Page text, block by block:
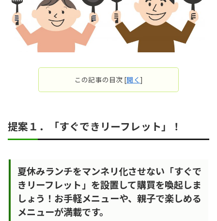
この記事の目次 [開く ]
提案１．「すぐできリーフレット」！
夏休みランチをマンネリ化させない「すぐで
きリーフレット」を設置して購買を喚起しま
しょう！お手軽メニューや、親子で楽しめる
メニューが満載です。